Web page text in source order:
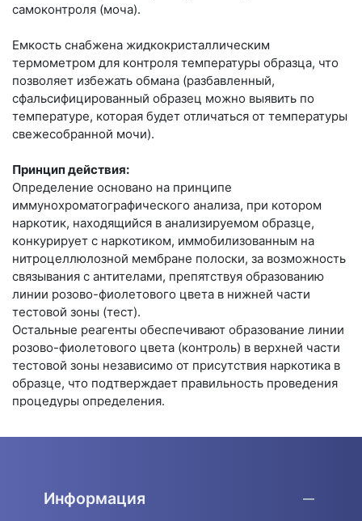
самоконтроля (моча).
Емкость снабжена жидкокристаллическим
термометром для контроля температуры образца, что
позволяет избежать обмана (разбавленный,
сфальсифицированный образец можно выявить по
температуре, которая будет отличаться от температуры
свежесобранной мочи).
Принцип действия:
Определение основано на принципе
иммунохроматографического анализа, при котором
наркотик, находящийся в анализируемом образце,
конкурирует с наркотиком, иммобилизованным на
нитроцеллюлозной мембране полоски, за возможность
связывания с антителами, препятствуя образованию
линии розово-фиолетового цвета в нижней части
тестовой зоны (тест).
Остальные реагенты обеспечивают образование линии
розово-фиолетового цвета (контроль) в верхней части
тестовой зоны независимо от присутствия наркотика в
образце, что подтверждает правильность проведения
процедуры определения.
равна пороговой, то в тестовой зоне образуется одна
уровня – две линии. Результаты реакции оцениваются
визуально в течение 5 минут.
Информация